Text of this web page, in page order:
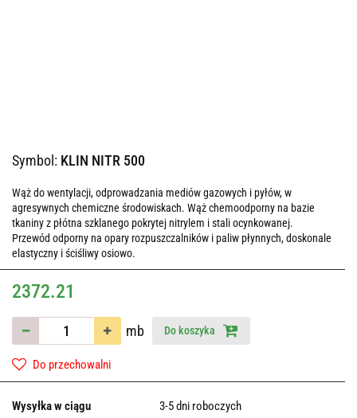
Symbol: KLIN NITR 500
Wąż do wentylacji, odprowadzania mediów gazowych i pyłów, w
agresywnych chemiczne środowiskach. Wąż chemoodporny na bazie
tkaniny z płótna szklanego pokrytej nitrylem i stali ocynkowanej.
Przewód odporny na opary rozpuszczalników i paliw płynnych, doskonale
elastyczny i ściśliwy osiowo.
2372.21
mb Do koszyka
Do przechowalni
Wysyłka w ciągu 3-5 dni roboczych